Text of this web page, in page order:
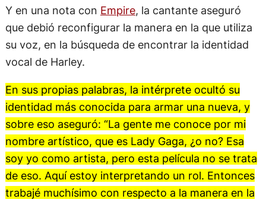
Y en una nota con Empire, la cantante aseguró
que debió reconfigurar la manera en la que utiliza
su voz, en la búsqueda de encontrar la identidad
vocal de Harley.
En sus propias palabras, la intérprete ocultó su
identidad más conocida para armar una nueva, y
sobre eso aseguró: “La gente me conoce por mi
nombre artístico, que es Lady Gaga, ¿o no? Esa
soy yo como artista, pero esta película no se trata
de eso. Aquí estoy interpretando un rol. Entonces
trabajé muchísimo con respecto a la manera en la